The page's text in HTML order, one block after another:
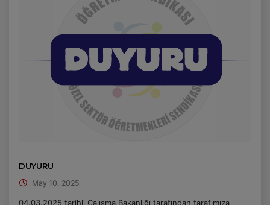
DUYURU
May 10, 2025
04.03.2025 tarihli Çalışma Bakanlığı tarafından tarafımıza